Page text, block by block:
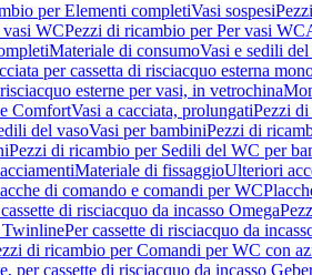
per Elementi completiVasi sospesi
vasi WCPezzi di ricambio per Per vasi WC
Materiale di consumoVasi e sedili del
per cassetta di risciacquo esterna
esterne per vasi, in vetrochina
ComfortVasi a cacciata, prolungatiPezzi
del vasoVasi per bambiniPezzi di
Pezzi di ricambio per Sedili del WC per
Materiale di fissaggioUlteriori
di comando e comandi per WC
di risciacquo da incasso Omega
TwinlinePer cassette di risciacquo da
di ricambio per Comandi per WC con
per cassette di risciacquo da incasso